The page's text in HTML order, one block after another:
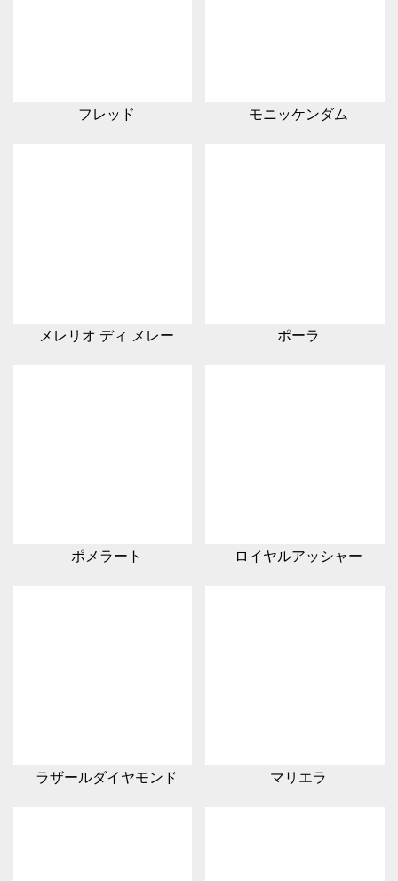
フレッド モニッケンダム
メレリオ ディ メレー ポーラ
ポメラート ロイヤルアッシャー
ラザールダイヤモンド マリエラ